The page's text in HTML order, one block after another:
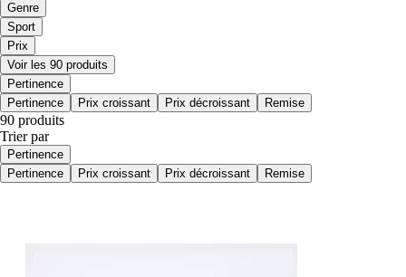
Genre
Sport
Prix
Voir les 90 produits
Pertinence
Pertinence
Prix croissant Prix décroissant Remise
90 produits
Trier par
Pertinence
Pertinence
Prix croissant Prix décroissant Remise